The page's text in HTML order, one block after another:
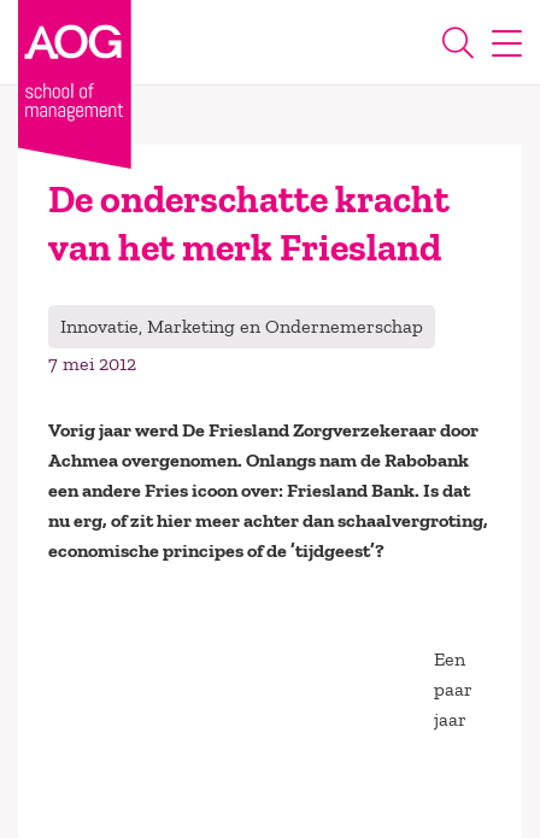
De onderschatte kracht
van het merk Friesland
Innovatie, Marketing en Ondernemerschap
7 mei 2012
Vorig jaar werd De Friesland Zorgverzekeraar door
Achmea overgenomen. Onlangs nam de Rabobank
een andere Fries icoon over: Friesland Bank. Is dat
nu erg, of zit hier meer achter dan schaalvergroting,
economische principes of de ’tijdgeest’?
Een
paar
jaar